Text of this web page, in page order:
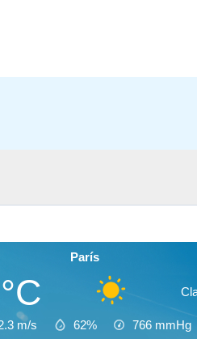
París
m/s 62% 766 mmHg